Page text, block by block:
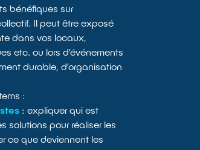
bénéfiques sur
Il peut être exposé
dans vos locaux,
etc. ou lors d’événements
durable, d’organisation
:
: expliquer qui est
solutions pour réaliser les
ce que deviennent les